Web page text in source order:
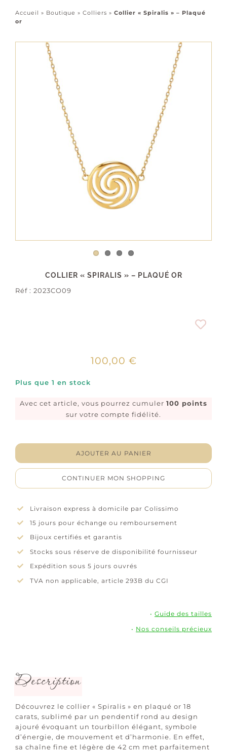
Accessoires
Accueil » Boutique » Colliers » Collier « Spiralis » – Plaqué
or
COLLIER « SPIRALIS » – PLAQUÉ OR
Réf : 2023CO09
100,00 €
Plus que 1 en stock
Avec cet article, vous pourrez cumuler 100 points
sur votre compte fidélité.
de
Collier
"Spiralis"
AJOUTER AU PANIER
CONTINUER MON SHOPPING
Livraison express à domicile par Colissimo
15 jours pour échange ou remboursement
Bijoux certifiés et garantis
Stocks sous réserve de disponibilité fournisseur
Expédition sous 5 jours ouvrés
TVA non applicable, article 293B du CGI
•Guide des tailles
• Nos conseils précieux
Description
Découvrez le collier « Spiralis » en plaqué or 18
carats, sublimé par un pendentif rond au design
ajouré évoquant un tourbillon élégant, symbole
d’énergie, de mouvement et d’harmonie. En effet,
sa chaîne fine et légère de 42 cm met parfaitement